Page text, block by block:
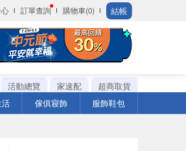
訂單查詢 購物車(0) 結帳
活動總覽 家速配
超商取貨
傢俱寢飾 服飾鞋包